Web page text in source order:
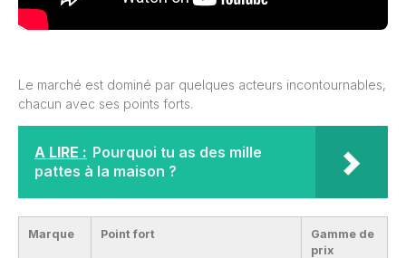
Le marché est dominé par quelques acteurs incontournables,
chacun avec ses points forts.
A LIRE : Pourquoi tu as des mille
pattes à la maison ?
Marque Point fort
Gamme de
prix